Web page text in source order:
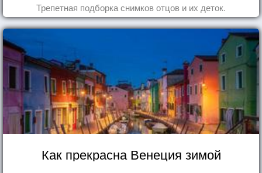
Трепетная подборка снимков отцов и их деток.
Как прекрасна Венеция зимой